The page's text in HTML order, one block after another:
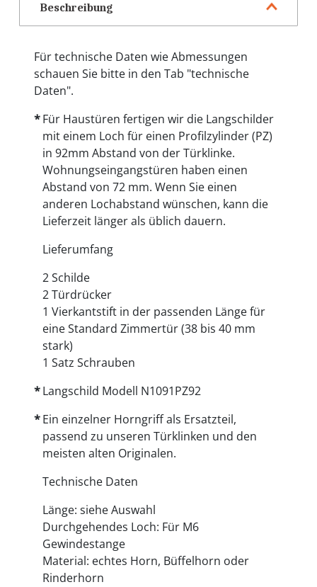
Beschreibung
Für technische Daten wie Abmessungen
schauen Sie bitte in den Tab "technische
Daten".
Für Haustüren fertigen wir die Langschilder
mit einem Loch für einen Profilzylinder (PZ)
in 92mm Abstand von der Türklinke.
Wohnungseingangstüren haben einen
Abstand von 72 mm. Wenn Sie einen
anderen Lochabstand wünschen, kann die
Lieferzeit länger als üblich dauern.
Lieferumfang
2 Schilde
2 Türdrücker
1 Vierkantstift in der passenden Länge für
eine Standard Zimmertür (38 bis 40 mm
stark)
1 Satz Schrauben
Langschild Modell N1091PZ92
Ein einzelner Horngriff als Ersatzteil,
passend zu unseren Türklinken und den
meisten alten Originalen.
Technische Daten
Länge: siehe Auswahl
Durchgehendes Loch: Für M6
Gewindestange
Material: echtes Horn, Büffelhorn oder
Rinderhorn